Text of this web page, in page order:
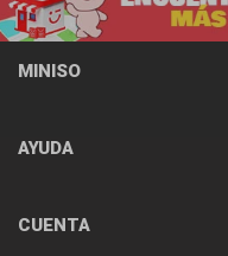
MINISO
AYUDA
CUENTA